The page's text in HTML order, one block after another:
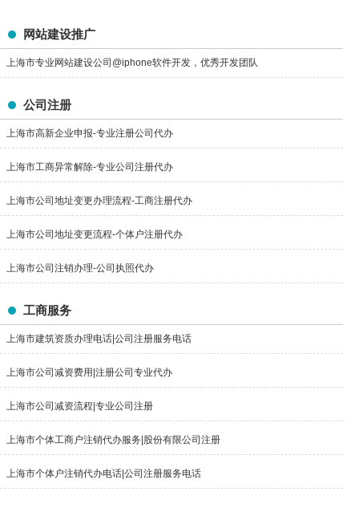
网站建设推广
上海市专业网站建设公司@iphone软件开发，优秀开发团队
公司注册
上海市高新企业申报-专业注册公司代办
上海市工商异常解除-专业公司注册代办
上海市公司地址变更办理流程-工商注册代办
上海市公司地址变更流程-个体户注册代办
上海市公司注销办理-公司执照代办
工商服务
上海市建筑资质办理电话|公司注册服务电话
上海市公司减资费用|注册公司专业代办
上海市公司减资流程|专业公司注册
上海市个体工商户注销代办服务|股份有限公司注册
上海市个体户注销代办电话|公司注册服务电话